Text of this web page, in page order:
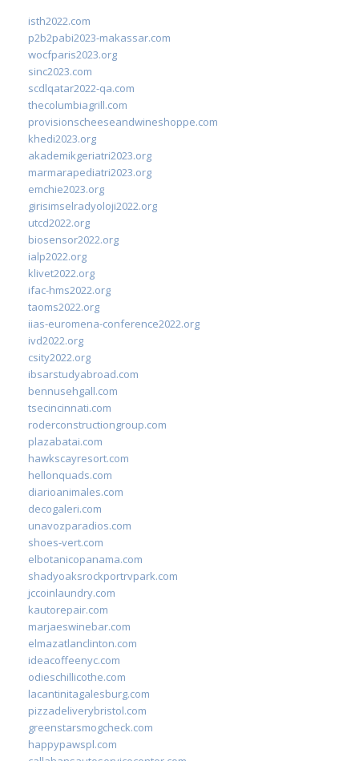
isth2022.com
p2b2pabi2023-makassar.com
wocfparis2023.org
sinc2023.com
scdlqatar2022-qa.com
thecolumbiagrill.com
provisionscheeseandwineshoppe.com
khedi2023.org
akademikgeriatri2023.org
marmarapediatri2023.org
emchie2023.org
girisimselradyoloji2022.org
utcd2022.org
biosensor2022.org
ialp2022.org
klivet2022.org
ifac-hms2022.org
taoms2022.org
iias-euromena-conference2022.org
ivd2022.org
csity2022.org
ibsarstudyabroad.com
bennusehgall.com
tsecincinnati.com
roderconstructiongroup.com
plazabatai.com
hawkscayresort.com
hellonquads.com
diarioanimales.com
decogaleri.com
unavozparadios.com
shoes-vert.com
elbotanicopanama.com
shadyoaksrockportrvpark.com
jccoinlaundry.com
kautorepair.com
marjaeswinebar.com
elmazatlanclinton.com
ideacoffeenyc.com
odieschillicothe.com
lacantinitagalesburg.com
pizzadeliverybristol.com
greenstarsmogcheck.com
happypawspl.com